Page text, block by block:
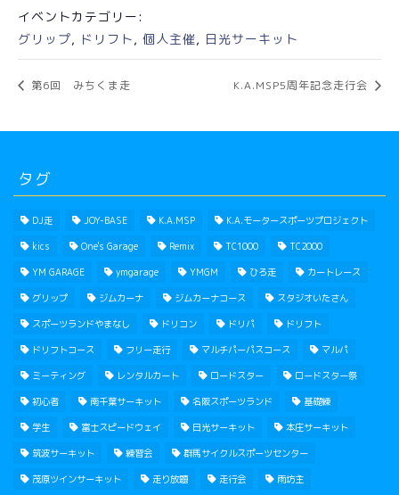
イベントカテゴリー:
グリップ, ドリフト, 個人主催, 日光サーキット
第6回 みちくま走 K.A.MSP5周年記念走行会
タグ
DJ走 JOY-BASE K.A.MSP K.A.モータースポーツプロジェクト
kics One's Garage Remix TC1000 TC2000
YM GARAGE ymgarage YMGM ひろ走 カートレース
グリップ ジムカーナ ジムカーナコース スタジオいたさん
スポーツランドやまなし ドリコン ドリパ ドリフト
ドリフトコース フリー走行 マルチパーパスコース マルパ
ミーティング レンタルカート ロードスター ロードスター祭
初心者 南千葉サーキット 名阪スポーツランド 基礎練
学生 富士スピードウェイ 日光サーキット 本庄サーキット
筑波サーキット 練習会 群馬サイクルスポーツセンター
茂原ツインサーキット 走り放題 走行会 雨坊主